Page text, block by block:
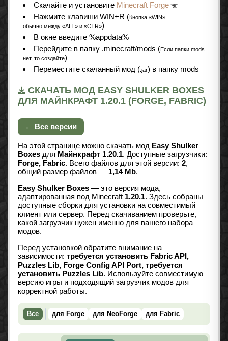
Cкачайте и установите Minecraft Forge
Нажмите клавиши WIN+R (Кнопка «WIN»
обычно между «ALT» и «CTR»)
В окне введите %appdata%
Перейдите в папку .minecraft/mods (Если папки mods
нет, то создайте)
Переместите скачанный мод ( .jar) в папку mods
СКАЧАТЬ МОД EASY SHULKER BOXES
ДЛЯ МАЙНКРАФТ 1.20.1 (FORGE, FABRIC)
← Все версии
На этой странице можно скачать мод Easy Shulker
Boxes для Майнкрафт 1.20.1. Доступные загрузчики:
Forge, Fabric. Всего файлов для этой версии: 2,
общий размер файлов — 1,14 Mb.
Easy Shulker Boxes — это версия мода,
адаптированная под Minecraft 1.20.1. Здесь собраны
доступные сборки для установки на совместимый
клиент или сервер. Перед скачиванием проверьте,
какой загрузчик нужен именно для вашего набора
модов.
Перед установкой обратите внимание на
зависимости: требуется установить Fabric API,
Puzzles Lib, Forge Config API Port, требуется
установить Puzzles Lib. Используйте совместимую
версию игры и подходящий загрузчик модов для
корректной работы.
Все для Forge для NeoForge для Fabric